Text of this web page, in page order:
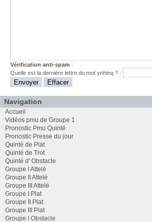
Vérification anti-spam :
Quelle est ladernière lettre du motynhinq ? :
Navigation
Accueil
Vidéos pmu de Groupe 1
Pronostic Pmu Quinté
Pronostic Presse du jour
Quinté de Plat
Quinté de Trot
Quinté d' Obstacle
Groupe I Attelé
Groupe II Attelé
Groupe III Attelé
Groupe I Plat
Groupe II Plat
Groupe III Plat
Groupe I Obstacle